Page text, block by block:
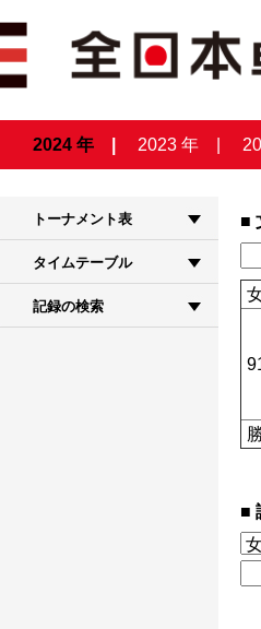
2024 年 2023 年
トーナメント表
タイムテーブル
記録の検索